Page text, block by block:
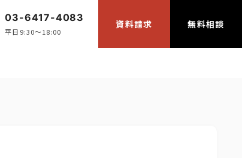
03-6417-4083
平日9:30〜18:00
資料請求 無料相談